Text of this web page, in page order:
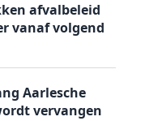
afvalbeleid
vanaf volgend
Aarlesche
vervangen